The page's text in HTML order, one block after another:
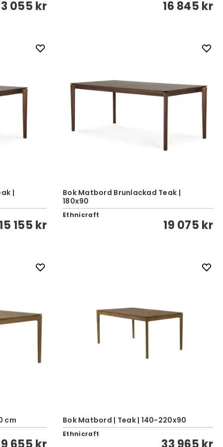
055 kr 16 845 kr
|
155 kr
Bok Matbord Brunlackad Teak |
180x90
Ethnicraft
19 075 kr
cm Bok Matbord | Teak | 140-220x90
Ethnicraft